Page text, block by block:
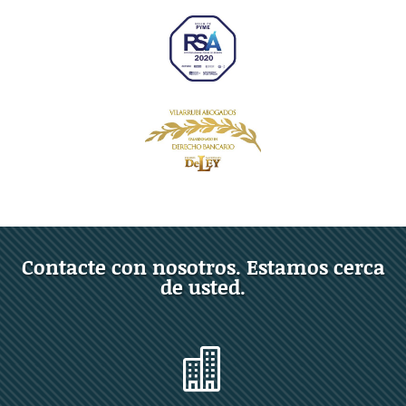
Contacte con nosotros. Estamos cerca
de usted.
